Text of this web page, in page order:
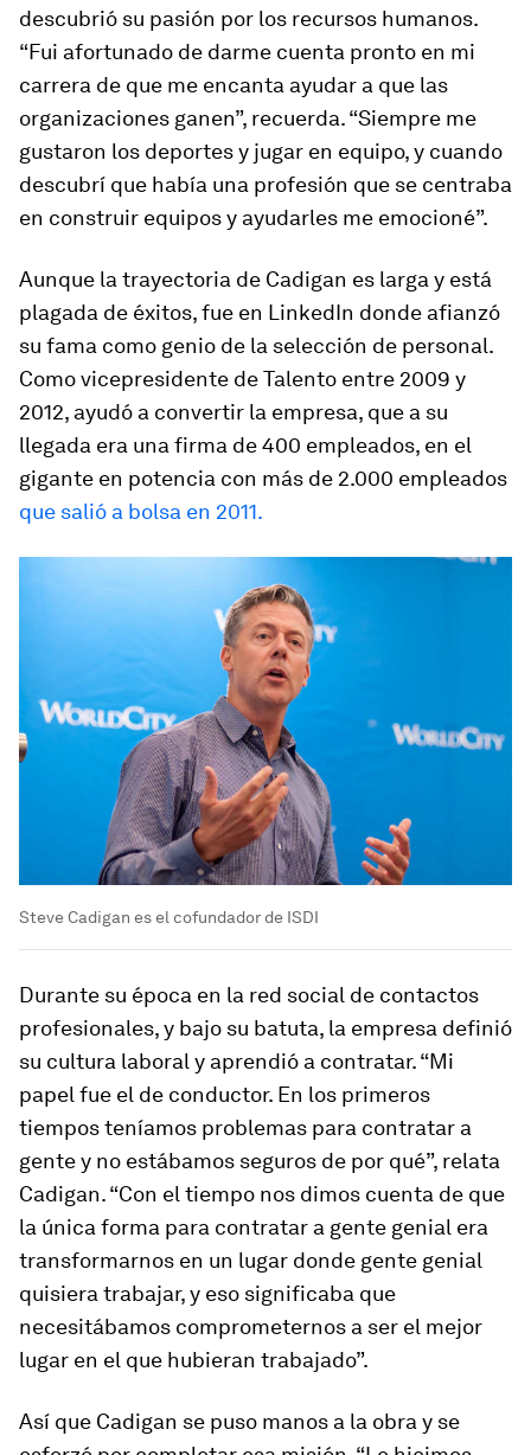
descubrió su pasión por los recursos humanos.
“Fui afortunado de darme cuenta pronto en mi
carrera de que me encanta ayudar a que las
organizaciones ganen”, recuerda. “Siempre me
gustaron los deportes y jugar en equipo, y cuando
descubrí que había una profesión que se centraba
en construir equipos y ayudarles me emocioné”.
Aunque la trayectoria de Cadigan es larga y está
plagada de éxitos, fue en LinkedIn donde afianzó
su fama como genio de la selección de personal.
Como vicepresidente de Talento entre 2009 y
2012, ayudó a convertir la empresa, que a su
llegada era una firma de 400 empleados, en el
gigante en potencia con más de 2.000 empleados
que salió a bolsa en 2011.
Steve Cadigan es el cofundador de ISDI
Durante su época en la red social de contactos
profesionales, y bajo su batuta, la empresa definió
su cultura laboral y aprendió a contratar. “Mi
papel fue el de conductor. En los primeros
tiempos teníamos problemas para contratar a
gente y no estábamos seguros de por qué”, relata
Cadigan. “Con el tiempo nos dimos cuenta de que
la única forma para contratar a gente genial era
transformarnos en un lugar donde gente genial
quisiera trabajar, y eso significaba que
necesitábamos comprometernos a ser el mejor
lugar en el que hubieran trabajado”.
Así que Cadigan se puso manos a la obra y se